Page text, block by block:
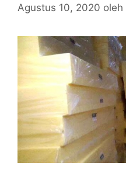
Agustus 10, 2020 oleh